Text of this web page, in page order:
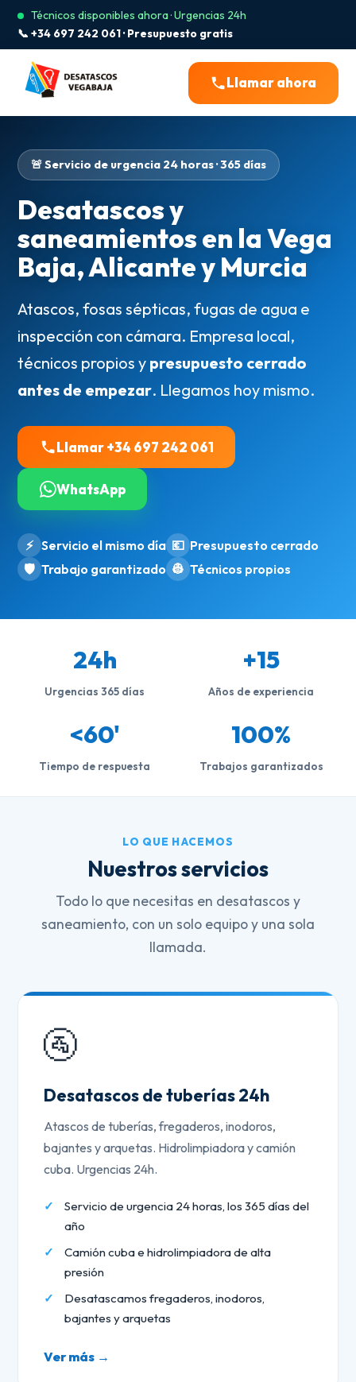
Técnicos disponibles ahora · Urgencias 24h
📞 +34 697 242 061 · Presupuesto gratis
Llamar ahora
🚨 Servicio de urgencia 24 horas · 365 días
Desatascos y
saneamientos en la Vega
Baja, Alicante y Murcia
Atascos, fosas sépticas, fugas de agua e
inspección con cámara. Empresa local,
técnicos propios y presupuesto cerrado
antes de empezar. Llegamos hoy mismo.
Llamar +34 697 242 061
WhatsApp
⚡ Servicio el mismo día 💶 Presupuesto cerrado
🛡️ Trabajo garantizado 👷 Técnicos propios
24h
Urgencias 365 días
+15
Años de experiencia
<60'
Tiempo de respuesta
100%
Trabajos garantizados
LO QUE HACEMOS
Nuestros servicios
Todo lo que necesitas en desatascos y
saneamiento, con un solo equipo y una sola
llamada.
🚰
Desatascos de tuberías 24h
Atascos de tuberías, fregaderos, inodoros,
bajantes y arquetas. Hidrolimpiadora y camión
cuba. Urgencias 24h.
Servicio de urgencia 24 horas, los 365 días del
año
Camión cuba e hidrolimpiadora de alta
presión
Desatascamos fregaderos, inodoros,
bajantes y arquetas
Ver más →